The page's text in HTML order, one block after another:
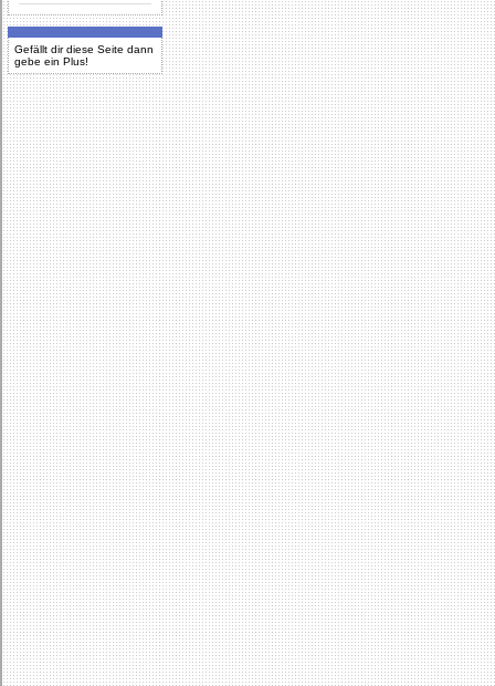
Gefällt dir diese Seite dann
gebe ein Plus!